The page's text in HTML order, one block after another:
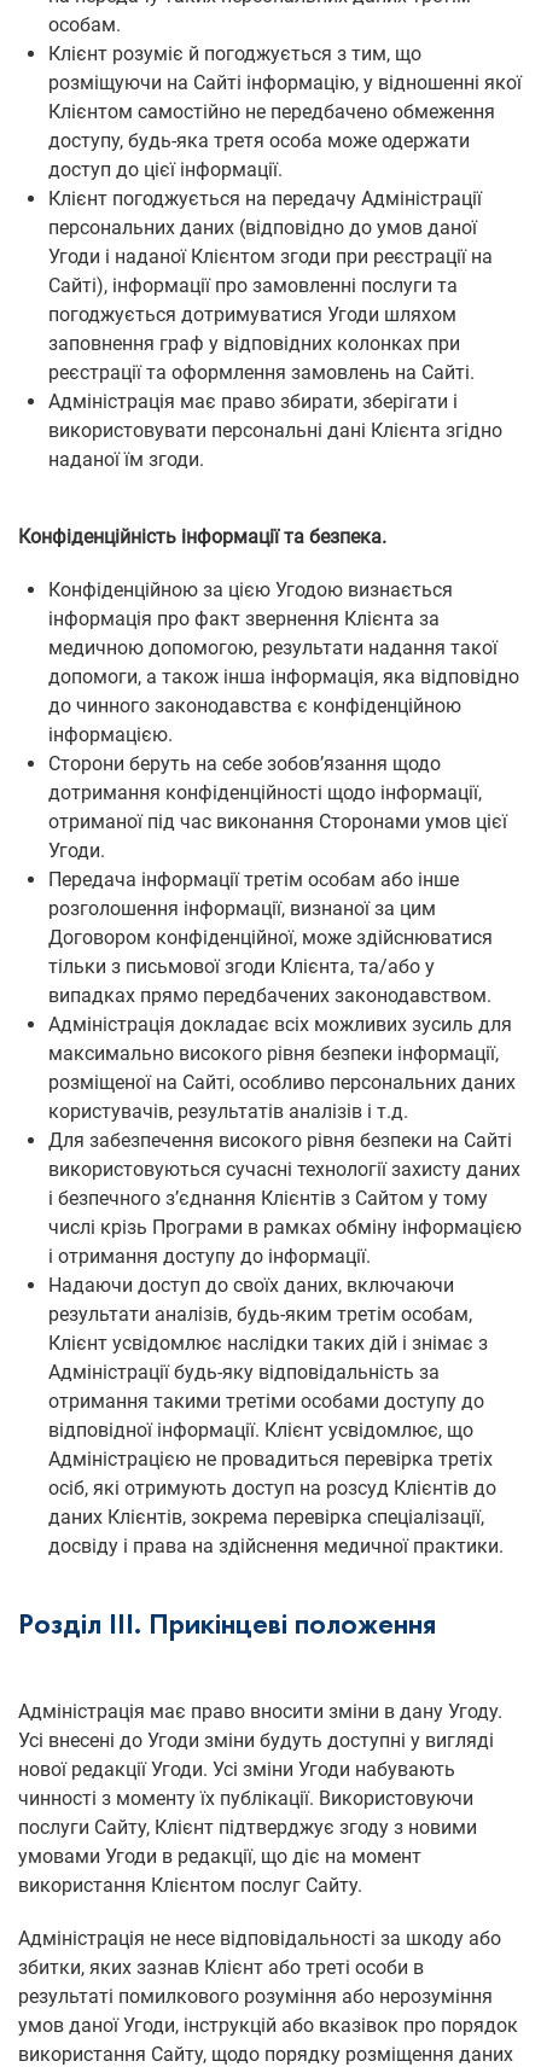
особам.
Клієнт розуміє й погоджується з тим, що
розміщуючи на Сайті інформацію, у відношенні якої
Клієнтом самостійно не передбачено обмеження
доступу, будь-яка третя особа може одержати
доступ до цієї інформації.
Клієнт погоджується на передачу Адміністрації
персональних даних (відповідно до умов даної
Угоди і наданої Клієнтом згоди при реєстрації на
Сайті), інформації про замовленні послуги та
погоджується дотримуватися Угоди шляхом
заповнення граф у відповідних колонках при
реєстрації та оформлення замовлень на Сайті.
Адміністрація має право збирати, зберігати і
використовувати персональні дані Клієнта згідно
наданої їм згоди.
Конфіденційність інформації та безпека.
Конфіденційною за цією Угодою визнається
інформація про факт звернення Клієнта за
медичною допомогою, результати надання такої
допомоги, а також інша інформація, яка відповідно
до чинного законодавства є конфіденційною
інформацією.
Сторони беруть на себе зобов’язання щодо
дотримання конфіденційності щодо інформації,
отриманої під час виконання Сторонами умов цієї
Угоди.
Передача інформації третім особам або інше
розголошення інформації, визнаної за цим
Договором конфіденційної, може здійснюватися
тільки з письмової згоди Клієнта, та/або у
випадках прямо передбачених законодавством.
Адміністрація докладає всіх можливих зусиль для
максимально високого рівня безпеки інформації,
розміщеної на Сайті, особливо персональних даних
користувачів, результатів аналізів і т.д.
Для забезпечення високого рівня безпеки на Сайті
використовуються сучасні технології захисту даних
і безпечного з’єднання Клієнтів з Сайтом у тому
числі крізь Програми в рамках обміну інформацією
і отримання доступу до інформації.
Надаючи доступ до своїх даних, включаючи
результати аналізів, будь-яким третім особам,
Клієнт усвідомлює наслідки таких дій і знімає з
Адміністрації будь-яку відповідальність за
отримання такими третіми особами доступу до
відповідної інформації. Клієнт усвідомлює, що
Адміністрацією не провадиться перевірка третіх
осіб, які отримують доступ на розсуд Клієнтів до
даних Клієнтів, зокрема перевірка спеціалізації,
досвіду і права на здійснення медичної практики.
Розділ ІІІ. Прикінцеві положення
Адміністрація має право вносити зміни в дану Угоду.
Усі внесені до Угоди зміни будуть доступні у вигляді
нової редакції Угоди. Усі зміни Угоди набувають
чинності з моменту їх публікації. Використовуючи
послуги Сайту, Клієнт підтверджує згоду з новими
умовами Угоди в редакції, що діє на момент
використання Клієнтом послуг Сайту.
Адміністрація не несе відповідальності за шкоду або
збитки, яких зазнав Клієнт або треті особи в
результаті помилкового розуміння або нерозуміння
умов даної Угоди, інструкцій або вказівок про порядок
використання Сайту, щодо порядку розміщення даних